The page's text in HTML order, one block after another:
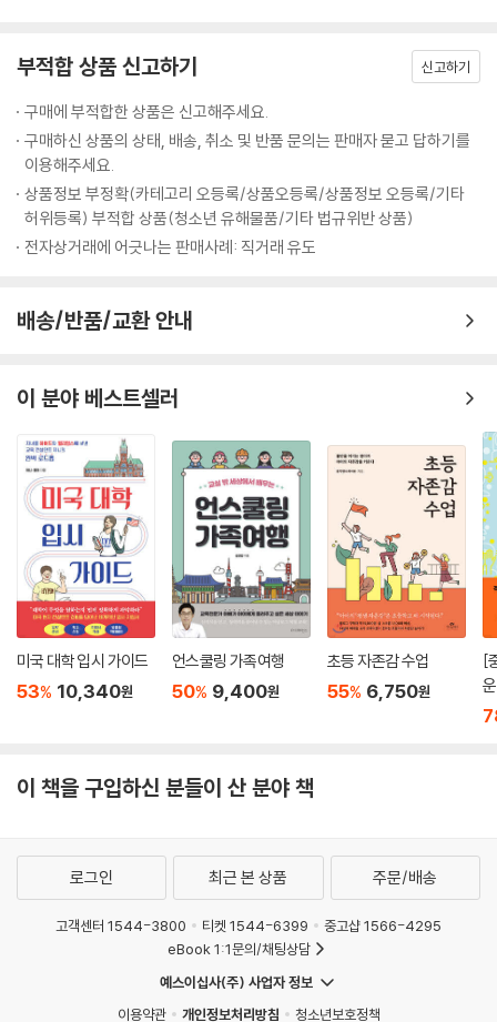
나는 우리 모두가 예술가라고 믿는다. 어떤 이들은 어렸을 때부터 재능이
없다는 말을 들어와서 자신의 창조성을 믿지 않을 수도 있다. 몇 년 동안 미
술을 가르치면서 나는 사람들의 타고난 예술성을 끌어내는 데는 아주 작은
격려만 있으면 된다는 사실을 알게 되었다. 이처럼 창조성을 발휘하는 작
은 일들을 하는 데 우리의 가정은 아주 완벽한 장소이다. 이곳에서 우리는
자신의 잃어버린 부분을 다시 찾을 수 있으며, 우리가 지니고 있는 창조성
의 씨앗을 꽃피게 할 수 있다. --- p.117
가족은 바깥 사회로 나가 힘차게 살아갈 것이다. 이는 다시 반향을 일으켜
여하는 셈이 된다. 부엌에서 지혜를 전해주고 있는 나는 깨달음에 공헌하
있다고 했다. 해로운 뿌리는 무지, 탐욕, 분노이고, 건강한 뿌리는 사랑, 지
혜, 그리고 관대함이다. 이 뿌리들은 모두 우리가 만든 음식을 통해서 전해
진다. --- p.134
어머니들뿐만 아니라 누구나 외로울 때는 보살핌을 받아야 마땅하다. 내가
친구로 지내는 분 중에 팔십대 나이로 혼자 사는 분이 있다. 그분은 매일 저
녁 자신을 위해 멋진 식사를 준비한다. 맛있는 음식을 만들고, 촛불을 켜고,
품위 있게 앉아서 식사를 즐긴다. 니콜이 대학을 가기 위해 내 곁을 떠난 지
얼마 되지 않아 나 역시 자신을 위해 식사를 잘 준비하는 일이 얼마나 중요
한지 깨달았다. 이제 나는 혼자서 아름다운 식탁에 앉아, 촛불을 켜고, 그
의 잔을 충분히 마실 가치가 있는 사람들이다. 좋은 음식을 먹는 것은 모두
에게 필요한 일이다. --- p.146
어른인 다른 사람에게 상처를 받고 그 사람을 용서하기가 어려울 때면, 나
는 그 사람이 어렸을 때 모습을 상상해 보려고 한다. 겉으로 보이는 것들 너
속에 있기 때문임을 알 수 있다. 스스로를 방어하기에는 너무나 연약하고
하는 일상의 소소한 일들은 누구에게나 있게 마련이다. 그때 그것을 어떻
는 아니지 싶다. 그런 의미에서 이 책을 엄마들뿐 아니라 아버지와 성인이
된 이 땅의 아들, 딸 모두에게 권하고 싶다”라고 적고 있다.
부적합 상품 신고하기 신고하기
구매에 부적합한 상품은 신고해주세요.
구매하신 상품의 상태, 배송, 취소 및 반품 문의는 판매자 묻고 답하기를
이용해주세요.
상품정보 부정확(카테고리 오등록/상품오등록/상품정보 오등록/기타
허위등록) 부적합 상품(청소년 유해물품/기타 법규위반 상품)
전자상거래에 어긋나는 판매사례: 직거래 유도
배송/반품/교환 안내
이 분야 베스트셀러
미국 대학 입시 가이드
53% 10,340원
언스쿨링 가족여행
50% 9,400원
초등 자존감 수업
55% 6,750원
[
이 책을 구입하신 분들이 산 분야 책
로그인 최근 본 상품 주문/배송
고객센터 1544-3800 티켓 1544-6399
중고샵 1566-4295
eBook 1:1문의/채팅상담
예스이십사(주) 사업자 정보
이용약관
개인정보처리방침 청소년보호정책